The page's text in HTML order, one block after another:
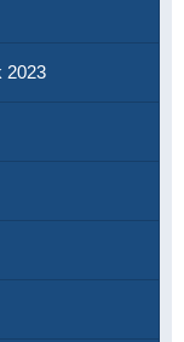
2023